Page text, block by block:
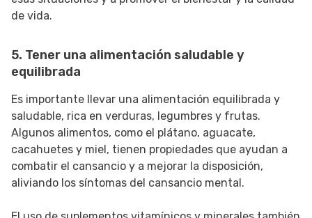
de vida.
5. Tener una alimentación saludable y
equilibrada
Es importante llevar una alimentación equilibrada y
saludable, rica en verduras, legumbres y frutas.
Algunos alimentos, como el plátano, aguacate,
cacahuetes y miel, tienen propiedades que ayudan a
combatir el cansancio y a mejorar la disposición,
aliviando los síntomas del cansancio mental.